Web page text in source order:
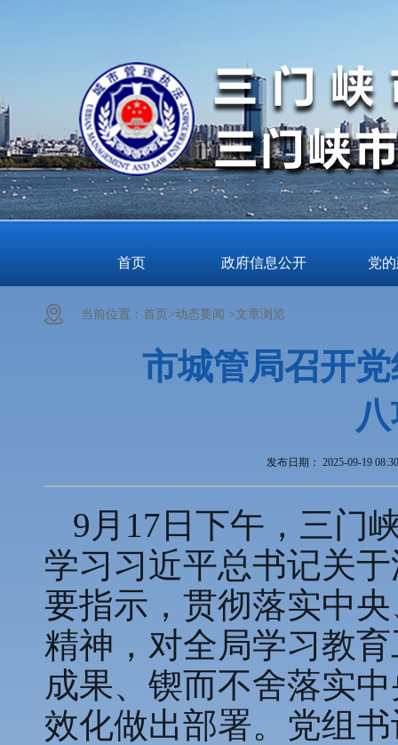
首页 政府信息公开 党
当前位置： 首页>动态要闻 >文章浏览
市城管局召开
发布日期： 2025-09-19 08:30
9月17日下午，三门
学习习近平总书记关
要指示，贯彻落实中
精神，对全局学习教
成果、锲而不舍落实
效化做出部署。党组